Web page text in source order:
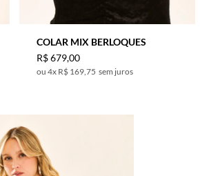
COLAR MIX BERLOQUES
R$679,00
4x R$ 169,75 sem juros